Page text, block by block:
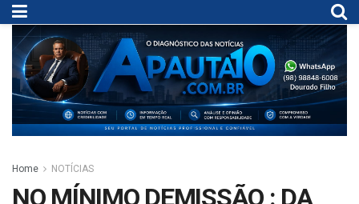
Home NOTÍCIAS
NO MÍNIMO DEMISSÃO : DA